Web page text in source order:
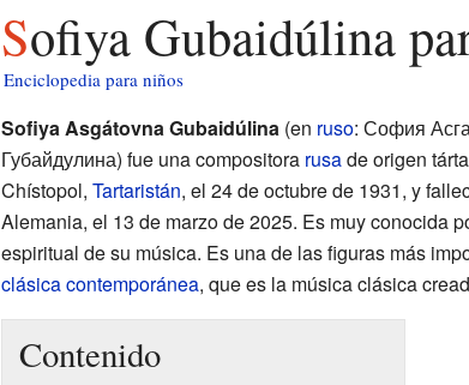
Sofiya Gubaidúlina
Enciclopedia para niños
Sofiya Asgátovna Gubaidúlina(en ruso: София
Губайдулина) fue una compositora rusade origen
Chístopol, Tartaristán, el 24 de octubre de 1931, y
Alemania, el 13 de marzo de 2025. Es muy conocida
espiritual de su música. Es una de las figuras más
clásica contemporánea, que es la música clásica
Contenido